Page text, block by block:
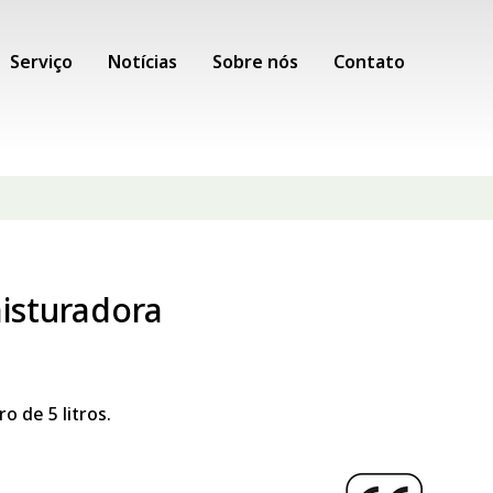
Serviço Notícias Sobre nós Contato
de 5 litros.